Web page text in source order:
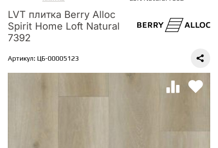
Возврат и гарантии
Сотрудничество
Вопросы и ответы
Полезная информация
Как выбрать
Калькулятор
ВИНИЛОВАЯ ПЛИТКА
LVT плитка Berry Alloc
Spirit Home Loft Natural
7392
Артикул: ЦБ-00005123